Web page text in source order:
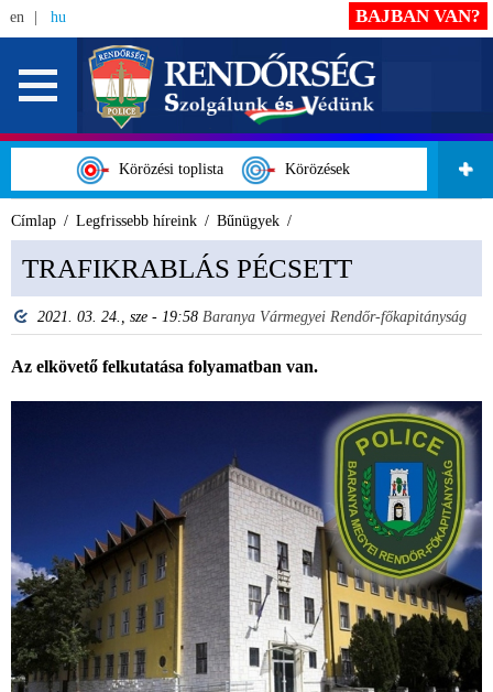
en hu
Körözési toplista Körözések
BAJBAN VAN?
Címlap Legfrissebb híreink Bűnügyek
TRAFIKRABLÁS PÉCSETT
2021. 03. 24., sze - 19:58 Baranya Vármegyei Rendőr-főkapitányság
Az elkövető felkutatása folyamatban van.